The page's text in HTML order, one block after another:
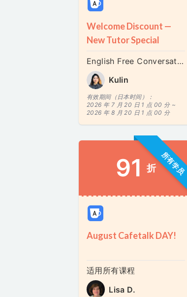
Welcome Discount —
New Tutor Special
English Free Conversation (Relaxed & Friendly)
Kulin
有效期间（日本时间）：
2026 年 7 月 20 日 1 点 00 分 ~
2026 年 8 月 20 日 1 点 00 分
所有学员
91 折
August Cafetalk DAY!
适用所有课程
Lisa D.